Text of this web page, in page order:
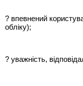
? впевнений
обліку);
? уважність,